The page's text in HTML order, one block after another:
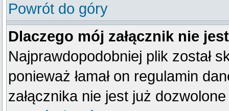
Powrót do góry
Dlaczego mój załącznik nie
Najprawdopodobniej plik został
ponieważ łamał on regulamin
załącznika nie jest już